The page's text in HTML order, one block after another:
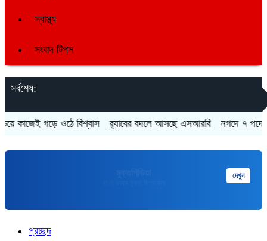
স্বাস্থ্য
সংবাদ টিপস
সর্বশেষ:
গড়ে ওঠে বিশ্বাস র‍্যাবের বদলে আসছে এসআরবি নগদে ৭ পদে
দেখুন
প্রচ্ছদ